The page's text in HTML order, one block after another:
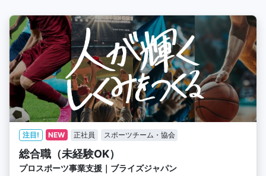
注目! NEW 正社員 スポーツチーム・協会
総合職（未経験OK）
プロスポーツ事業支援｜ブライズジャパン